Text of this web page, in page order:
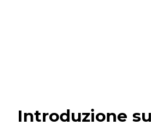
Introduzione